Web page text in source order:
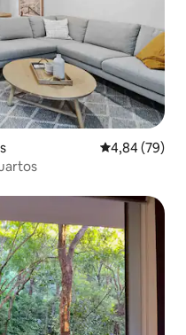
4,84 de uma
4,84 (79)